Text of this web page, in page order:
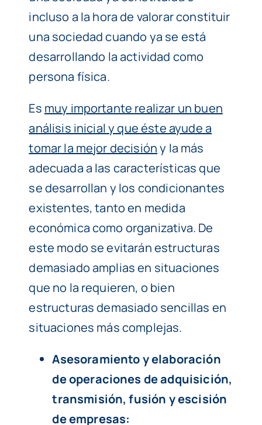
incluso a la hora de valorar constituir
una sociedad cuando ya se está
desarrollando la actividad como
persona física.
Es muy importante realizar un buen
análisis inicial y que éste ayude a
tomar la mejor decisióny la más
adecuada a las características que
se desarrollan y los condicionantes
existentes, tanto en medida
económica como organizativa. De
este modo se evitarán estructuras
demasiado amplias en situaciones
que no la requieren, o bien
estructuras demasiado sencillas en
situaciones más complejas.
Asesoramiento y elaboración
de operaciones de adquisición,
transmisión, fusión y escisión
de empresas: